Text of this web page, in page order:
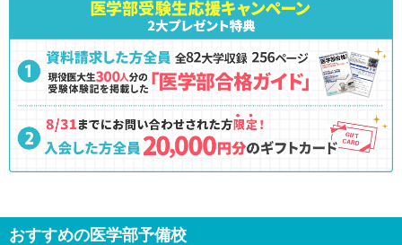
おすすめの医学部予備校